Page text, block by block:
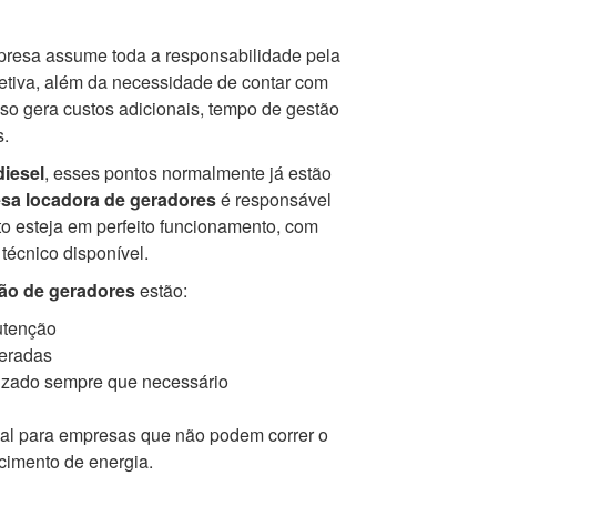
assume toda a responsabilidade pela
além da necessidade de contar com
gera custos adicionais, tempo de gestão
, esses pontos normalmente já estão
locadora de geradoresé responsável
esteja em perfeito funcionamento, com
disponível.
de geradoresestão:
sempre que necessário
para empresas que não podem correr o
de energia.